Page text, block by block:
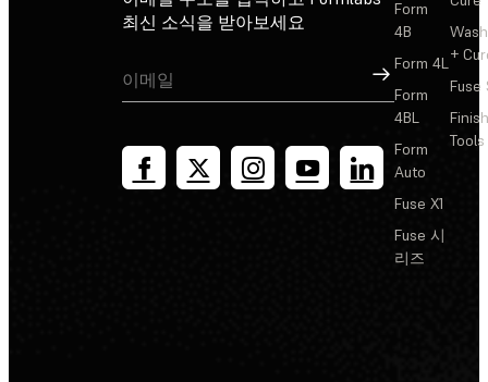
최신 소식을 받아보세요
가입
Form
4B
Form 4L
Form
4BL
Form
Auto
Fuse X1
Fuse 시
리즈
+
Fuse
Tools